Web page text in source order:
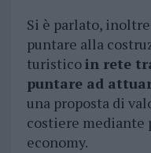
Si è parlato,
puntare alla
turisticoin rete
puntare ad
una proposta di
costiere
economy.